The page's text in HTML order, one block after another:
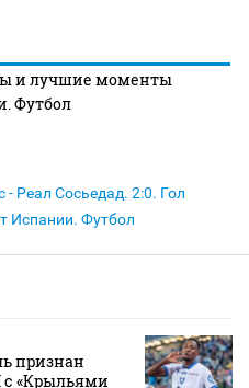
и лучшие моменты
Футбол
- Реал Сосьедад. 2:0. Гол
Испании. Футбол
признан
«Крыльями